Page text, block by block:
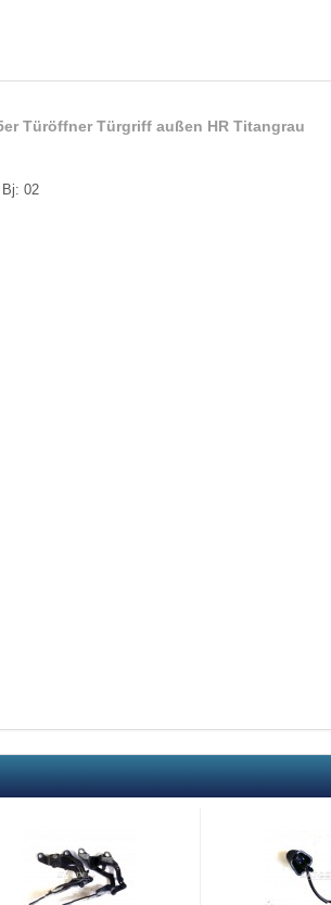
Türöffner Türgriff außen HR Titangrau
02